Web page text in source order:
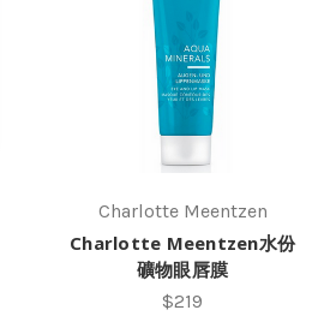
Charlotte Meentzen
Charlotte Meentzen水份
礦物眼唇膜
$219